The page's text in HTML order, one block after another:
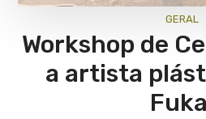
GERAL
Workshop de
a artista